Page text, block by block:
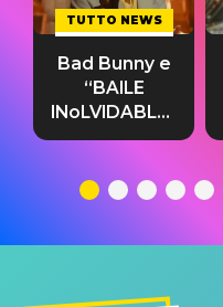
TUTTO NEWS
Bad Bunny e
“BAILE
INoLVIDABLE”:
testo,
significato